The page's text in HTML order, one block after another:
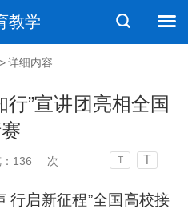
教学
>详细内容
行”宣讲团亮相全国
136 次 T T
行启新征程”全国高校接